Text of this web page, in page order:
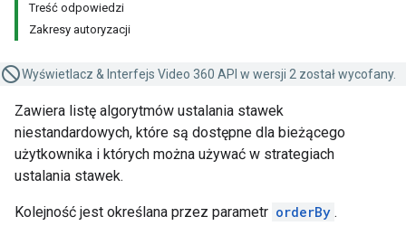
Treść odpowiedzi
Zakresy autoryzacji
Wyświetlacz & Interfejs Video 360 API w wersji 2 został wycofany.
Zawiera listę algorytmów ustalania stawek
niestandardowych, które są dostępne dla bieżącego
użytkownika i których można używać w strategiach
ustalania stawek.
Kolejność jest określana przez parametr orderBy .